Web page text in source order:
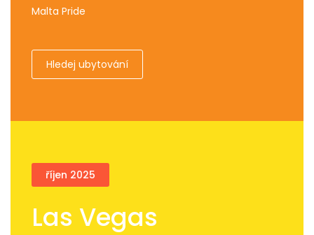
Malta Pride
Hledej ubytování
říjen 2025
Las Vegas